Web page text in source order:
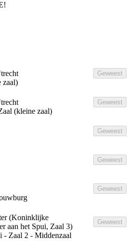
zaal)
Geweest
(kleine zaal)
Geweest
Geweest
Geweest
Geweest
(Koninklijke
aan het Spui, Zaal 3)
- Zaal 2 - Middenzaal
Geweest